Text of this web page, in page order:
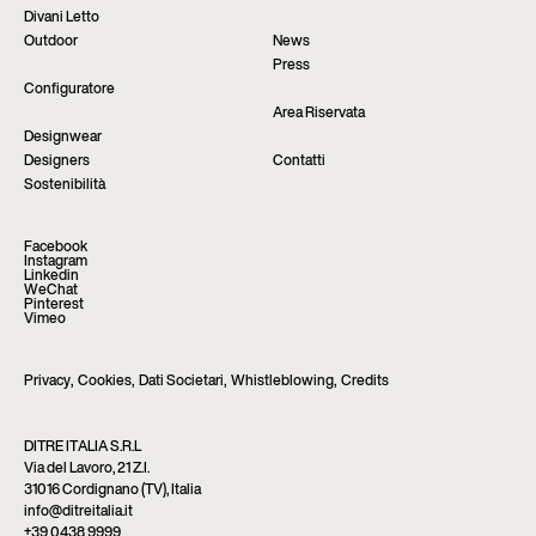
Divani Letto
Outdoor
News
Press
Configuratore
Area Riservata
Designwear
Designers
Contatti
Sostenibilità
Facebook
Instagram
Linkedin
WeChat
Pinterest
Vimeo
Privacy, Cookies, Dati Societari, Whistleblowing, Credits
DITRE ITALIA S.R.L
Via del Lavoro, 21 Z.I.
31016 Cordignano (TV), Italia
info@ditreitalia.it